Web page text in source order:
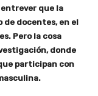
que la
de docentes, en el
Pero la cosa
donde
participan con